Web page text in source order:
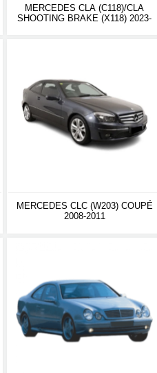
MERCEDES CLA (C118)/CLA
SHOOTING BRAKE (X118) 2023-
MERCEDES CLC (W203) COUPÉ
2008-2011